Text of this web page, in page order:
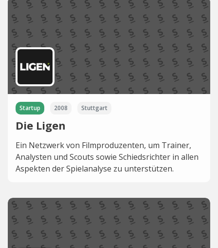
Startup 2008 Stuttgart
Die Ligen
Ein Netzwerk von Filmproduzenten, um Trainer,
Analysten und Scouts sowie Schiedsrichter in allen
Aspekten der Spielanalyse zu unterstützen.